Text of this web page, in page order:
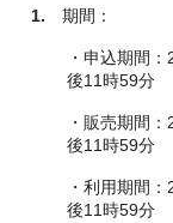
1. 期間：
・申込期間
後11時59分
・販売期間
後11時59分
・利用期間
後11時59分